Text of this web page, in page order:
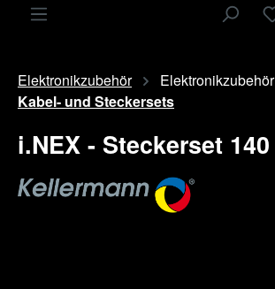
Elektronikzubehör Elektronikzubehör
Kabel- und Steckersets
i.NEX - Steckerset 140